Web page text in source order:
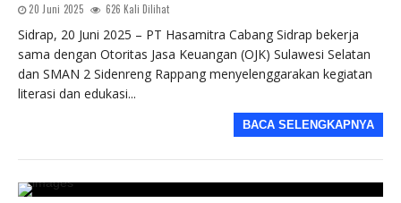
20 Juni 2025 626 Kali Dilihat
Sidrap, 20 Juni 2025 – PT Hasamitra Cabang Sidrap bekerja
sama dengan Otoritas Jasa Keuangan (OJK) Sulawesi Selatan
dan SMAN 2 Sidenreng Rappang menyelenggarakan kegiatan
literasi dan edukasi...
BACA SELENGKAPNYA